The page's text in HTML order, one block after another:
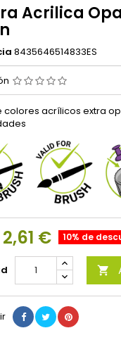
Acrilica
8435646514833ES
colores acrílicos extra
2,61 € 10% de
